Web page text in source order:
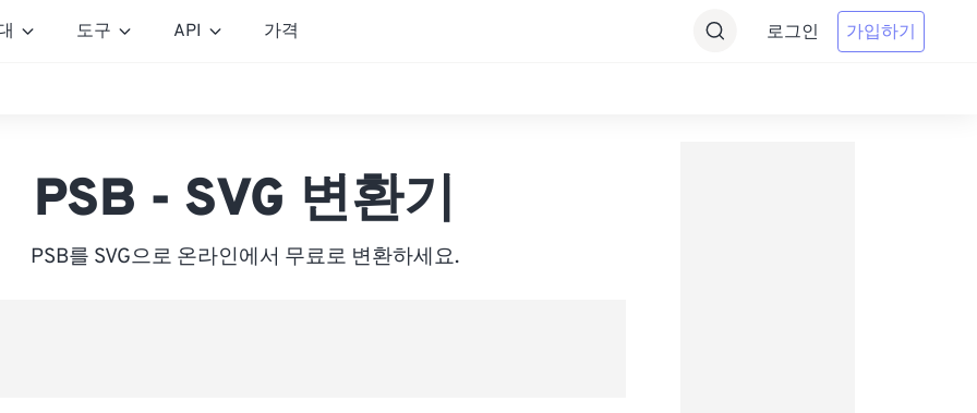
도구 API 가격 로그인 가입하기
PSB - SVG 변환기
PSB를 SVG으로 온라인에서 무료로 변환하세요.